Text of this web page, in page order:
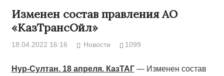
Изменен состав правления АО
«КазТрансОйл»
18.04.2022 16:16 Новости 1099
Нур-Султан. 18 апреля. КазТАГ — Изменен состав